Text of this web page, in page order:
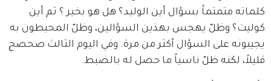
كلماته متمتماً بسؤال أين الوليد؟ هل هو بخير ؟ ثم أين
كوليت؟ وظلّ يهجس بهذين السؤالين، وظلّ المحيطون به
يجيبونه على السؤال أكثر من مرة. وفي اليوم الثالث صحصح
قليلاً، لكنه ظلّ ناسياً ما حصل له بالضبط.